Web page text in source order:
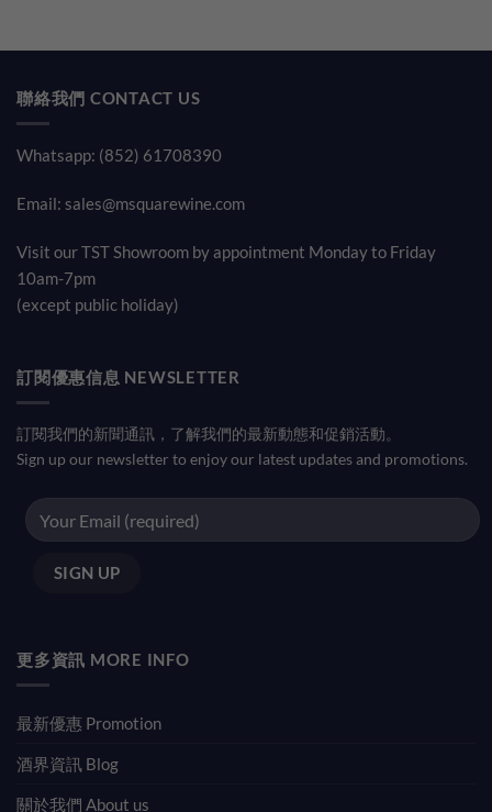
聯絡我們 CONTACT US
Whatsapp: (852) 61708390
Email: sales@msquarewine.com
Visit our TST Showroom by appointment Monday to Friday
10am-7pm
(except public holiday)
訂閱優惠信息 NEWSLETTER
訂閱我們的新聞通訊，了解我們的最新動態和促銷活動。
Sign up our newsletter to enjoy our latest updates and promotions.
更多資訊 MORE INFO
最新優惠 Promotion
酒界資訊 Blog
關於我們 About us